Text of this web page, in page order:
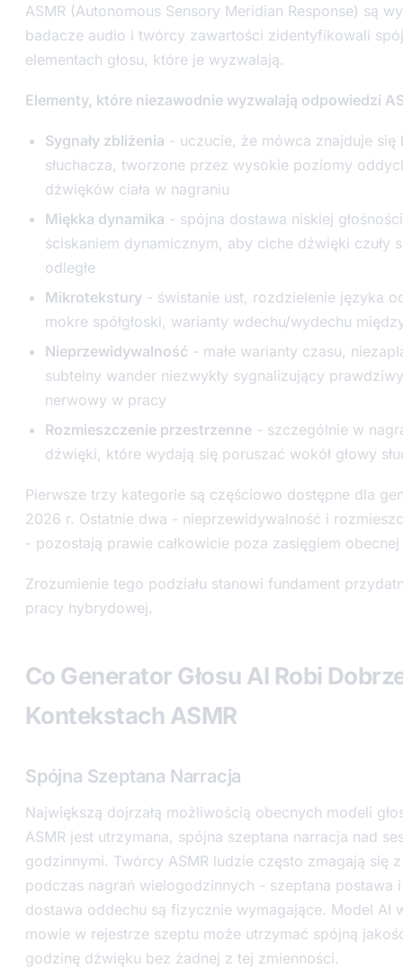
ASMR (Autonomous Sensory Meridian Response) są
badacze audio i twórcy zawartości zidentyfikowali
elementach głosu, które je wyzwalają.
Elementy, które niezawodnie wyzwalają odpowiedzi
Sygnały zbliżenia - uczucie, że mówca znajduje
słuchacza, tworzone przez wysokie poziomy
dźwięków ciała w nagraniu
Miękka dynamika - spójna dostawa niskiej
ściskaniem dynamicznym, aby ciche dźwięki czuły
odległe
Mikrotekstury - świstanie ust, rozdzielenie języka
mokre spółgłoski, warianty wdechu/wydechu
Nieprzewidywalność - małe warianty czasu,
subtelny wander niezwykły sygnalizujący
nerwowy w pracy
Rozmieszczenie przestrzenne - szczególnie w
dźwięki, które wydają się poruszać wokół głowy
Pierwsze trzy kategorie są częściowo dostępne dla
2026 r. Ostatnie dwa - nieprzewidywalność i
- pozostają prawie całkowicie poza zasięgiem
Zrozumienie tego podziału stanowi fundament
pracy hybrydowej.
Co Generator Głosu AI Robi
Kontekstach ASMR
Spójna Szeptana Narracja
Największą dojrzałą możliwością obecnych modeli
ASMR jest utrzymana, spójna szeptana narracja nad
godzinnymi. Twórcy ASMR ludzie często zmagają się z
podczas nagrań wielogodzinnych - szeptana postawa
dostawa oddechu są fizycznie wymagające. Model AI
mowie w rejestrze szeptu może utrzymać spójną
godzinę dźwięku bez żadnej z tej zmienności.